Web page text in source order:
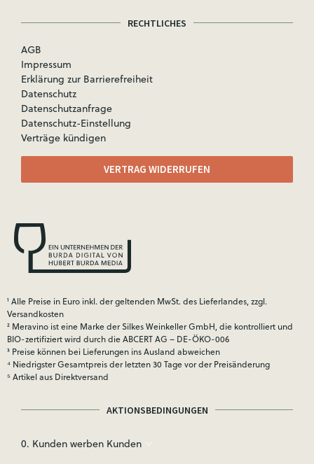
RECHTLICHES
AGB
Impressum
Erklärung zur Barrierefreiheit
Datenschutz
Datenschutzanfrage
Datenschutz-Einstellung
Verträge kündigen
VERTRAG WIDERRUFEN
¹ Alle Preise in Euro inkl. der geltenden MwSt. des Lieferlandes, zzgl.
Versandkosten
² Meravino ist eine Marke der Silkes Weinkeller GmbH, die kontrolliert und
BIO-zertifiziert wird durch die ABCERT AG – DE-ÖKO-006
³ Preise können bei Lieferungen ins Ausland abweichen
⁴ Niedrigster Gesamtpreis der letzten 30 Tage vor der Preisänderung
⁵ Artikel aus Direktversand
AKTIONSBEDINGUNGEN
0. Kunden werben Kunden